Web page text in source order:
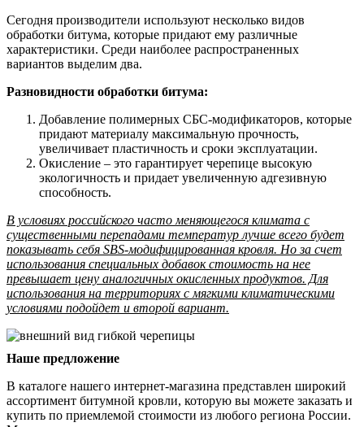
Сегодня производители используют несколько видов
обработки битума, которые придают ему различные
характеристики. Среди наиболее распространенных
вариантов выделим два.
Разновидности обработки битума:
Добавление полимерных СБС-модификаторов, которые
придают материалу максимальную прочность,
увеличивает пластичность и сроки эксплуатации.
Окисление – это гарантирует черепице высокую
экологичность и придает увеличенную адгезивную
способность.
В условиях российского часто меняющегося климата с
существенными перепадами температур лучше всего будет
показывать себя SBS-модифицированная кровля. Но за счет
использования специальных добавок стоимость на нее
превышает цену аналогичных окисленных продуктов. Для
использования на территориях с мягкими климатическими
условиями подойдет и второй вариант.
Наше предложение
В каталоге нашего интернет-магазина представлен широкий
ассортимент битумной кровли, которую вы можете заказать и
купить по приемлемой стоимости из любого региона России.